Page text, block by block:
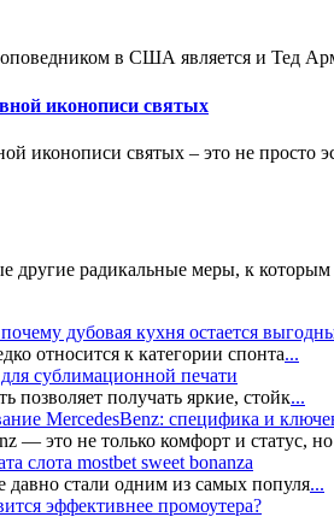
в США является и Тед
иконописи святых
иконописи святых – это не просто
радикальные меры, к которым
дубовая кухня остается
относится к категории спонта...
сублимационной печати
позволяет получать яркие, стойк...
MercedesBenz: специфика и
— это не только комфорт и статус,
слота mostbet sweet bonanza
стали одним из самых популя...
эффективнее промоутера?